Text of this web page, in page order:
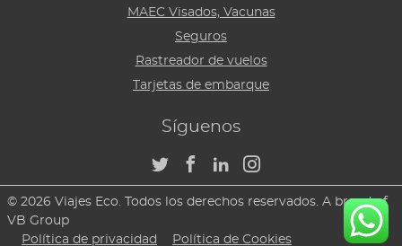
MAEC Visados, Vacunas
Seguros
Rastreador de vuelos
Tarjetas de embarque
Síguenos
© 2026 Viajes Eco. Todos los derechos reservados. A brand of
VB Group
Política de privacidad
Política de Cookies